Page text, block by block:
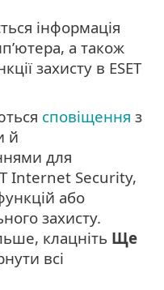
інформація
а також
захисту в ESET
сповіщення з
й
для
Internet Security,
або
захисту.
клацніть Ще
всі